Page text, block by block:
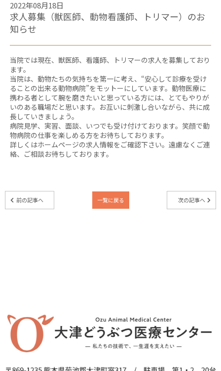
2022年08月18日
求人募集（獣医師、動物看護師、トリマー）のお
知らせ
当院では現在、獣医師、看護師、トリマーの求人を募集しており
ます。
当院は、動物たちの気持ちを第一に考え、“安心して診療を受け
ることの出来る動物病院”をモットーにしています。動物医療に
携わる者として腕を磨きたいと思っている方には、とてもやりが
いのある職場だと思います。お互いに刺激し合いながら、共に成
長していきましょう。
病院見学、実習、面談、いつでも受け付けております。笑顔で動
物病院の仕事を楽しめる方をお待ちしております。
詳しくはホームページの求人情報をご確認下さい。遠慮なくご連
絡、ご相談お待ちしております。
前の記事へ 一覧に戻る 次の記事へ